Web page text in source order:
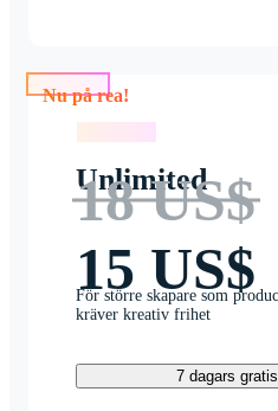
Nu på rea!
Unlimited
18 US$
15 US$
För större skapare som
kräver kreativ frihet
7 dagars